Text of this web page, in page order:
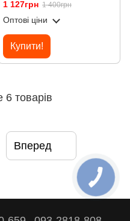
Блакитний
1 127грн 1 400грн
Оптові ціни
Купити!
товарів
Вперед